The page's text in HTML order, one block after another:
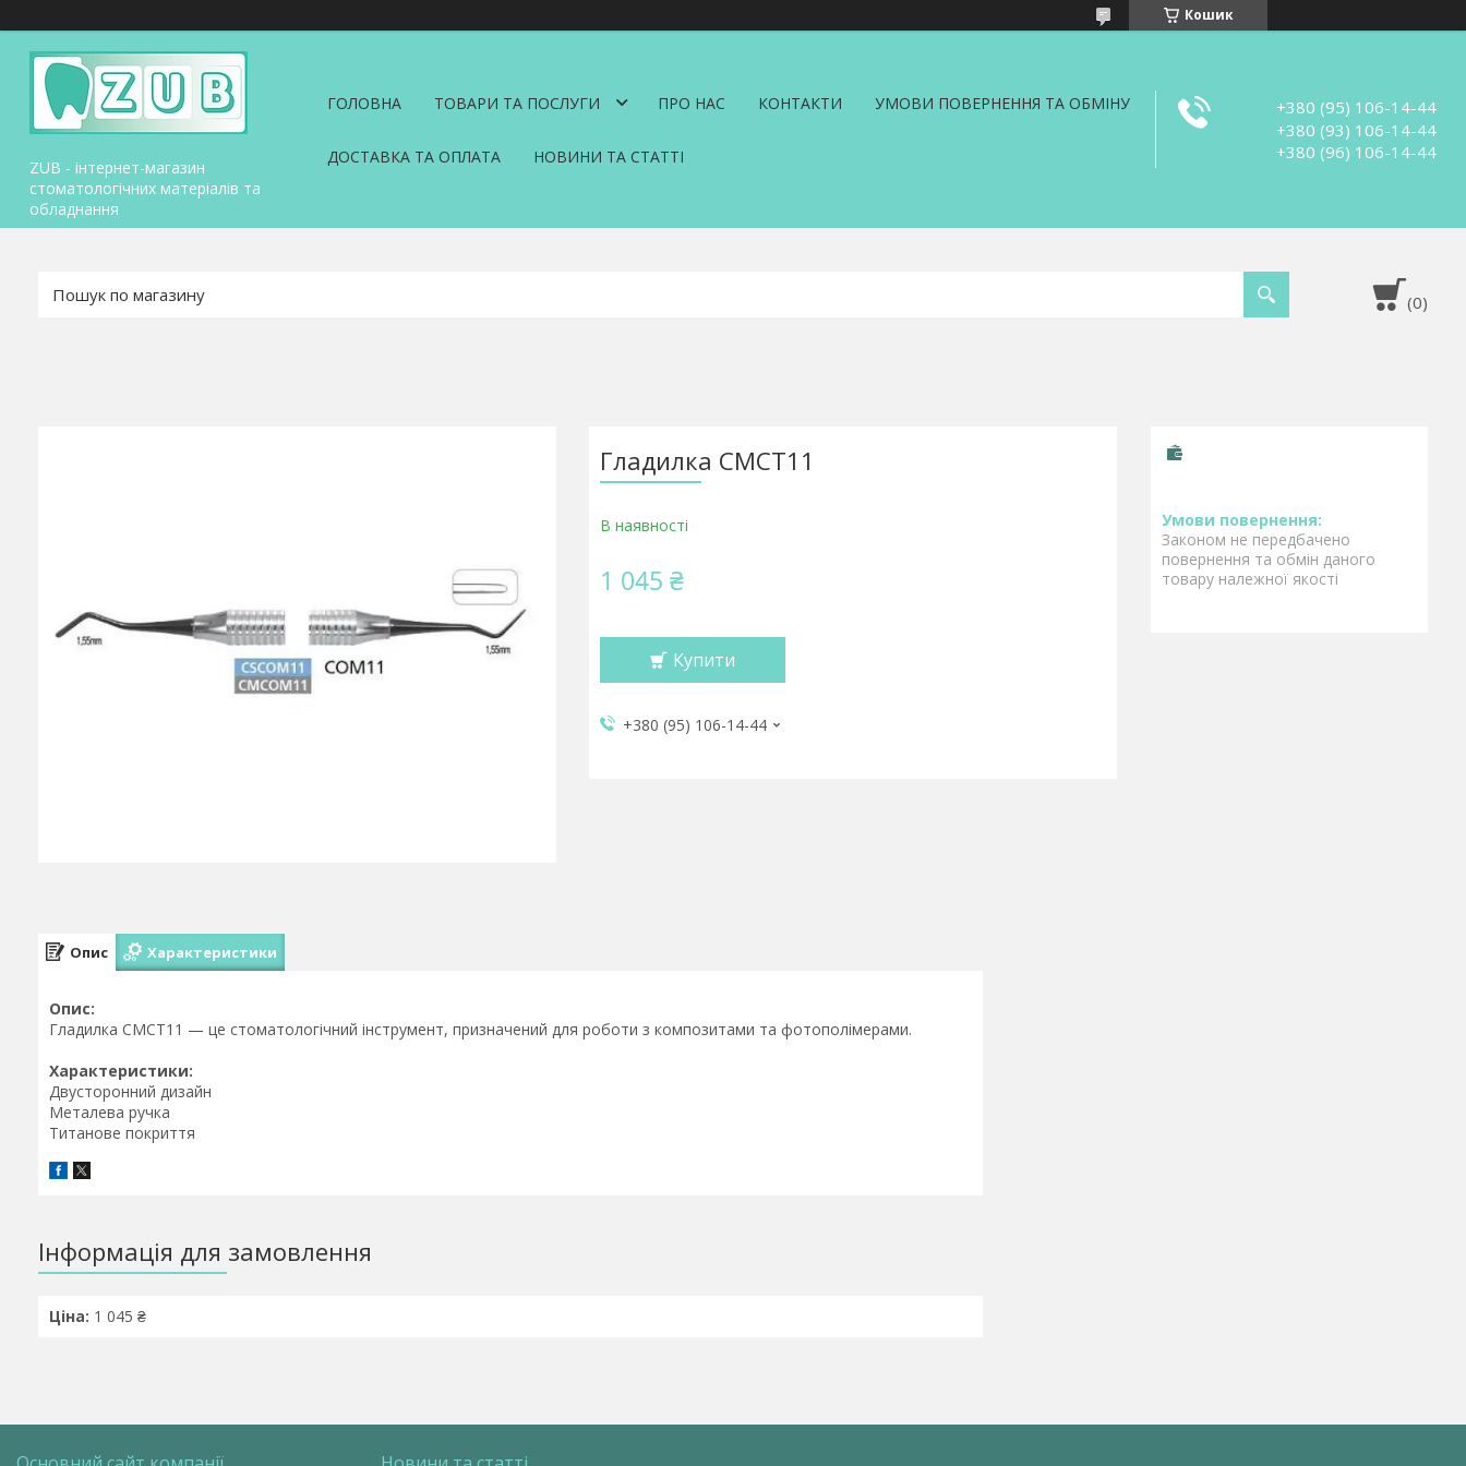
Кошик
ZUB - інтернет-магазин
стоматологічних матеріалів та
обладнання
ГОЛОВНА ТОВАРИ ТА ПОСЛУГИ ПРО НАС КОНТАКТИ УМОВИ ПОВЕРНЕННЯ ТА ОБМІНУ
ДОСТАВКА ТА ОПЛАТА НОВИНИ ТА СТАТТІ
+380 (95) 106-14-44
+380 (93) 106-14-44
+380 (96) 106-14-44
Гладилка CMCT11
В наявності
1 045 ₴
Купити
+380 (95) 106-14-44
Законом не передбачено
повернення та обмін даного
товару належної якості
Опис Характеристики
Опис:
Гладилка CMCT11 — це стоматологічний інструмент, призначений для роботи з композитами та фотополімерами.
Характеристики:
Двусторонний дизайн
Металева ручка
Титанове покриття
Інформація для замовлення
Ціна: 1 045 ₴